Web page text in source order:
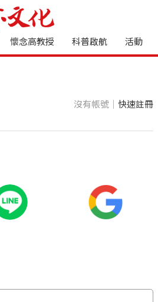
懷念高教授 科普啟航 活動
沒有帳號｜ 快速註冊